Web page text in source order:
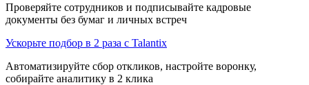
Проверяйте сотрудников и подписывайте кадровые
документы без бумаг и личных встреч
Ускорьте подбор в 2 раза с Talantix
Автоматизируйте сбор откликов, настройте воронку,
собирайте аналитику в 2 клика